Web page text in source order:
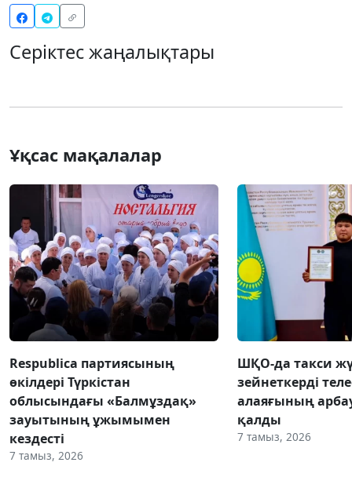
Серіктес жаңалықтары
Ұқсас мақалалар
Respublica партиясының
өкілдері Түркістан
облысындағы «Балмұздақ»
зауытының ұжымымен
кездесті
7 тамыз, 2026
ШҚО-да такси
зейнеткерді
алаяғының
қалды
7 тамыз, 2026